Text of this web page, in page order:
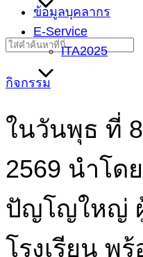
ข้อมูลบุคลากร
E-Service
ITA2025
Search
กิจกรรม
ในวันพุธ ที่
2569 นำโด
ปัญโญใหญ่
โรงเรียน พ